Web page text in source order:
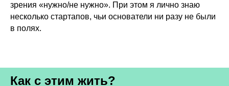
зрения «нужно/не нужно». При этом я лично знаю
несколько стартапов, чьи основатели ни разу не были
в полях.
Как с этим жить?